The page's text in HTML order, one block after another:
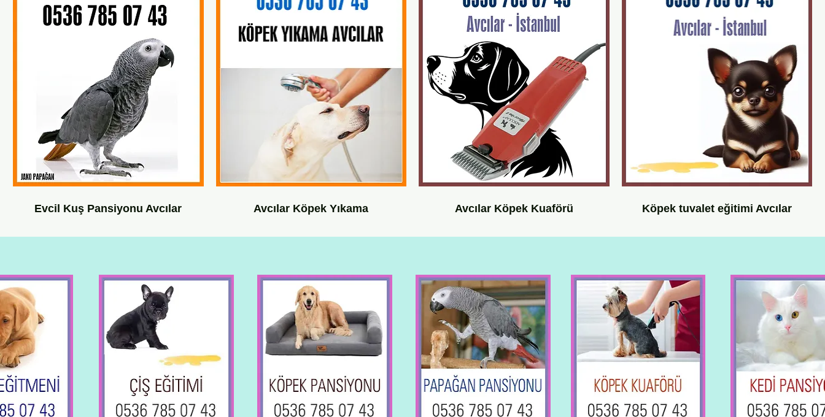
Köpek tuvalet eğitimi Avcılar
Avcılar Köpek Kuaförü
Avcılar Köpek Yıkama
Evcil Kuş Pansiyonu Avcılar